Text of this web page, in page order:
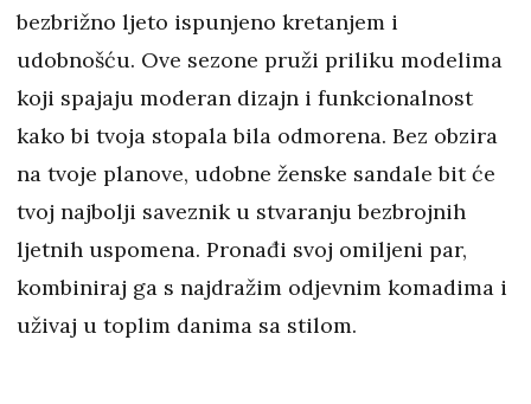
bezbrižno ljeto ispunjeno kretanjem i
udobnošću. Ove sezone pruži priliku modelima
koji spajaju moderan dizajn i funkcionalnost
kako bi tvoja stopala bila odmorena. Bez obzira
na tvoje planove, udobne ženske sandale bit će
tvoj najbolji saveznik u stvaranju bezbrojnih
ljetnih uspomena. Pronađi svoj omiljeni par,
kombiniraj ga s najdražim odjevnim komadima i
uživaj u toplim danima sa stilom.